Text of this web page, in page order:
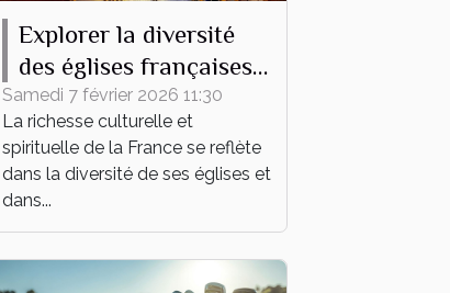
Explorer la diversité
des églises françaises à
travers leurs messes
Samedi 7 février 2026 11:30
La richesse culturelle et
spirituelle de la France se reflète
dans la diversité de ses églises et
dans...